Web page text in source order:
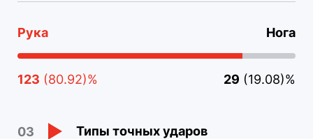
Рука Нога
123 (80.92)% 29 (19.08)%
03 Типы точных ударов